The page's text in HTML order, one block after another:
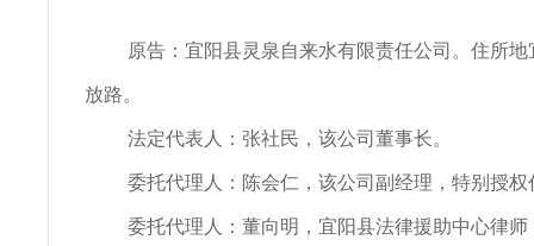
原告：宜阳县灵泉自来水有限责任公司。住所
放路。
法定代表人：张社民，该公司董事长。
委托代理人：陈会仁，该公司副经理，特别授权
委托代理人：董向明，宜阳县法律援助中心律师